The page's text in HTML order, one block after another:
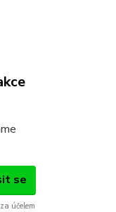
se
za účelem